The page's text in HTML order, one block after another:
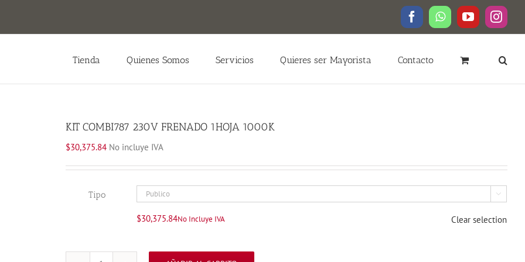
FacebookWhatsAppYouTube
Tienda Quienes Somos Servicios Quieres ser Mayorista Contacto
KIT COMBI787 230V FRENADO 1HOJA 1000K
$30,375.84 No incluye IVA
Tipo 
$30,375.84No Incluye IVA Clear selection